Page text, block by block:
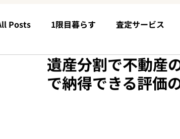
Posts 1限目暮らす 査定サービス
4限目体験する 【90秒解説】 5限
遺産分割で不動産
で納得できる評価